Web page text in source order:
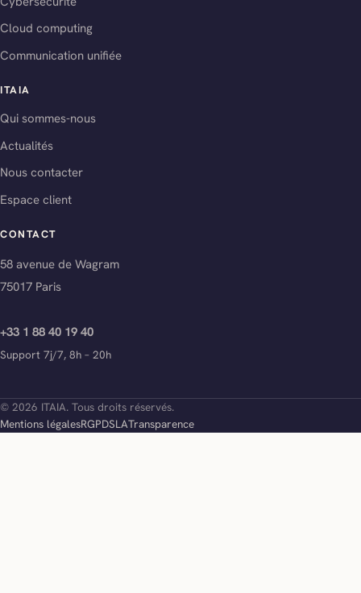
Cloud computing
Communication unifiée
ITAIA
Qui sommes-nous
Actualités
Nous contacter
Espace client
CONTACT
58 avenue de Wagram
75017 Paris
+33 1 88 40 19 40
Support 7j/7, 8h – 20h
© 2026 ITAIA. Tous droits réservés.
Mentions légalesRGPDSLATransparence